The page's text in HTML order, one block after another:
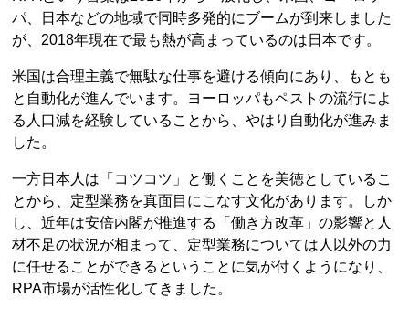
パ、日本などの地域で同時多発的にブームが到来しました
が、2018年現在で最も熱が高まっているのは日本です。
米国は合理主義で無駄な仕事を避ける傾向にあり、もとも
と自動化が進んでいます。ヨーロッパもペストの流行によ
る人口減を経験していることから、やはり自動化が進みま
した。
一方日本人は「コツコツ」と働くことを美徳としているこ
とから、定型業務を真面目にこなす文化があります。しか
し、近年は安倍内閣が推進する「働き方改革」の影響と人
材不足の状況が相まって、定型業務については人以外の力
に任せることができるということに気が付くようになり、
RPA市場が活性化してきました。